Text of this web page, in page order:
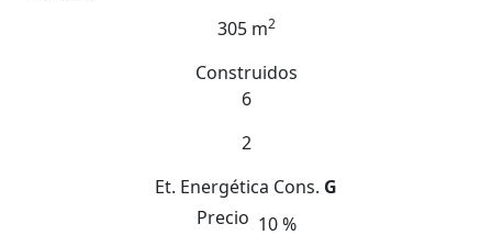
305 m2
Construidos
6
2
Et. Energética Cons. G
Precio 10 %